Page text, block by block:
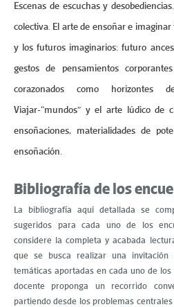
Escenas de escuchas y
colectiva. El arte de ensoñar e
y los futuros imaginarios: futuro
gestos de pensamientos
corazonados como horizontes
Viajar-“mundos” y el arte lúdico de
ensoñaciones, materialidades de
ensoñación.
Bibliografía de los
La bibliografía aquí detallada se
sugeridos para cada uno de los
considere la completa y acabada
que se busca realizar una
temáticas aportadas en cada uno de
docente proponga un recorrido
partiendo desde los problemas